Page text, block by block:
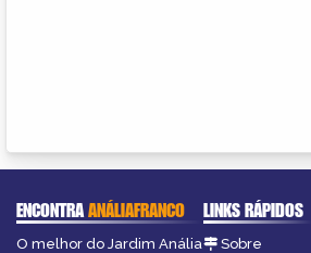
ENCONTRAANÁLIAFRANCO
O melhor do Jardim Anália
LINKS RÁPIDOS
Sobre